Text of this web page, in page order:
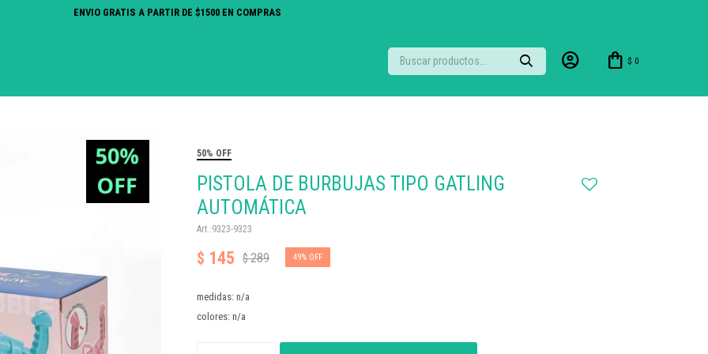
ENVIO GRATIS A PARTIR DE $1500 EN COMPRAS
$ 0
50% OFF
PISTOLA DE BURBUJAS TIPO GATLING
AUTOMÁTICA
9323-9323
$ 145 $289 49
medidas: n/a
colores: n/a